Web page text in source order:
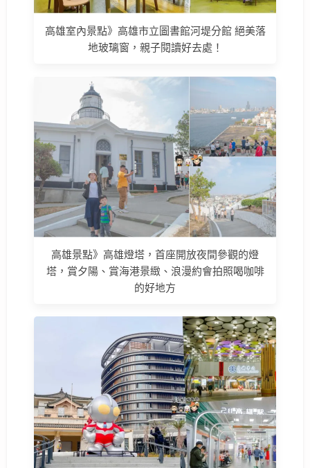
高雄室內景點》高雄市立圖書館河堤分館 絕美落
地玻璃窗，親子閱讀好去處！
高雄景點》高雄燈塔，首座開放夜間參觀的燈
塔，賞夕陽、賞海港景緻、浪漫約會拍照喝咖啡
的好地方